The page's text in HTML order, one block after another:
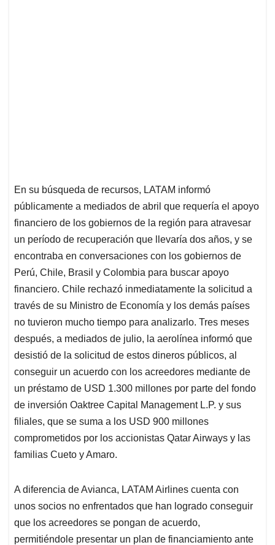
En su búsqueda de recursos, LATAM informó
públicamente a mediados de abril que requería el apoyo
financiero de los gobiernos de la región para atravesar
un período de recuperación que llevaría dos años, y se
encontraba en conversaciones con los gobiernos de
Perú, Chile, Brasil y Colombia para buscar apoyo
financiero. Chile rechazó inmediatamente la solicitud a
través de su Ministro de Economía y los demás países
no tuvieron mucho tiempo para analizarlo. Tres meses
después, a mediados de julio, la aerolínea informó que
desistió de la solicitud de estos dineros públicos, al
conseguir un acuerdo con los acreedores mediante de
un préstamo de USD 1.300 millones por parte del fondo
de inversión Oaktree Capital Management L.P. y sus
filiales, que se suma a los USD 900 millones
comprometidos por los accionistas Qatar Airways y las
familias Cueto y Amaro.
A diferencia de Avianca, LATAM Airlines cuenta con
unos socios no enfrentados que han logrado conseguir
que los acreedores se pongan de acuerdo,
permitiéndole presentar un plan de financiamiento ante